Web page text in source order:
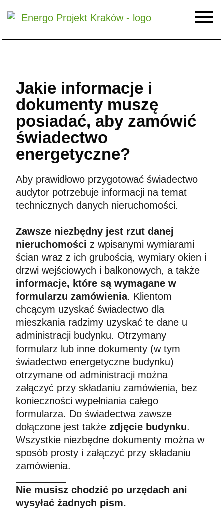
Jakie informacje i
dokumenty muszę
posiadać, aby zamówić
świadectwo
energetyczne?
Aby prawidłowo przygotować świadectwo
audytor potrzebuje informacji na temat
technicznych danych nieruchomości.
Zawsze niezbędny jest rzut danej
nieruchomości z wpisanymi wymiarami
ścian wraz z ich grubością, wymiary okien i
drzwi wejściowych i balkonowych, a także
informacje, które są wymagane w
formularzu zamówienia. Klientom
chcącym uzyskać świadectwo dla
mieszkania radzimy uzyskać te dane u
administracji budynku. Otrzymany
formularz lub inne dokumenty (w tym
świadectwo energetyczne budynku)
otrzymane od administracji można
załączyć przy składaniu zamówienia, bez
konieczności wypełniania całego
formularza. Do świadectwa zawsze
dołączone jest takżezdjęcie budynku.
Wszystkie niezbędne dokumenty można w
sposób prosty i załączyć przy składaniu
zamówienia.
Nie musisz chodzić po urzędach ani
wysyłać żadnych pism.